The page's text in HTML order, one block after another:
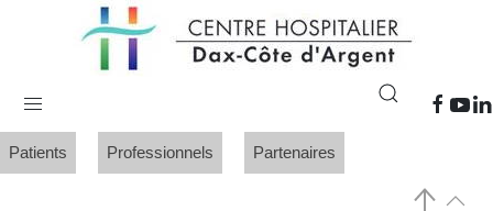
Patients Professionnels Partenaires